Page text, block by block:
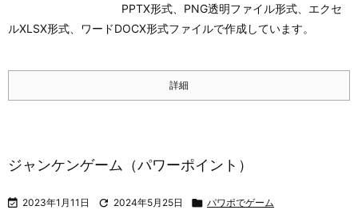
PPTX形式、PNG透明ファイル形式、エクセ
ルXLSX形式、ワードDOCX形式ファイルで作成しています。
詳細
ジャンケンゲーム（パワーポイント）
 2023年1月11日  2024年5月25日  パワポでゲーム